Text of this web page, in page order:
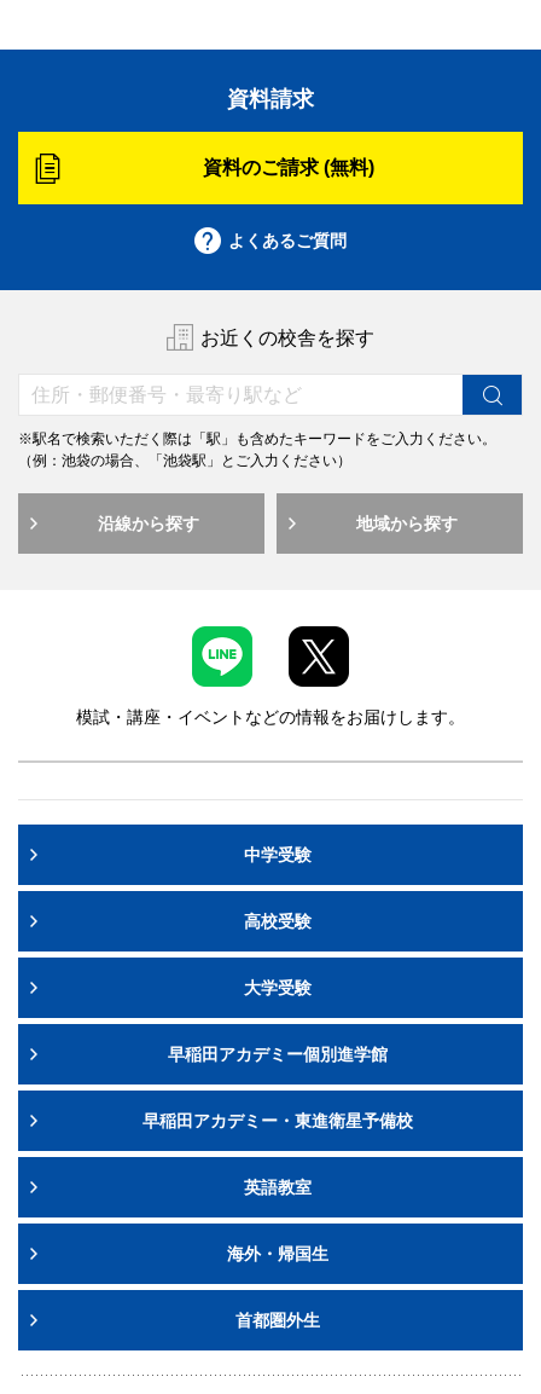
資料請求
資料のご請求 (無料)
よくあるご質問
お近くの校舎を探す
※駅名で検索いただく際は「駅」も含めたキーワードをご入力ください。
（例：池袋の場合、「池袋駅」とご入力ください）
沿線から探す 地域から探す
模試・講座・イベントなどの情報をお届けします。
中学受験
高校受験
大学受験
早稲田アカデミー個別進学館
早稲田アカデミー・東進衛星予備校
英語教室
海外・帰国生
首都圏外生